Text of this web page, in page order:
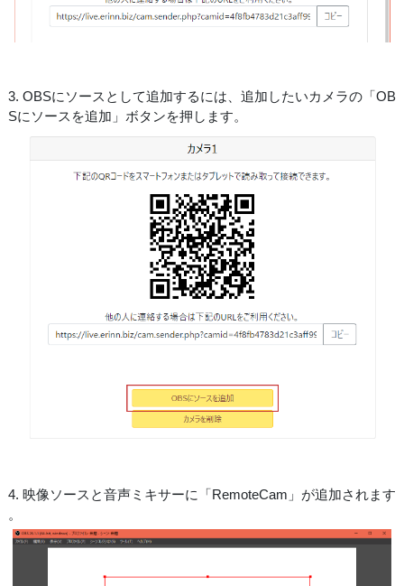
3. OBSにソースとして追加するには、追加したいカメラの「OB
Sにソースを追加」ボタンを押します。
4. 映像ソースと音声ミキサーに「RemoteCam」が追加されます
。